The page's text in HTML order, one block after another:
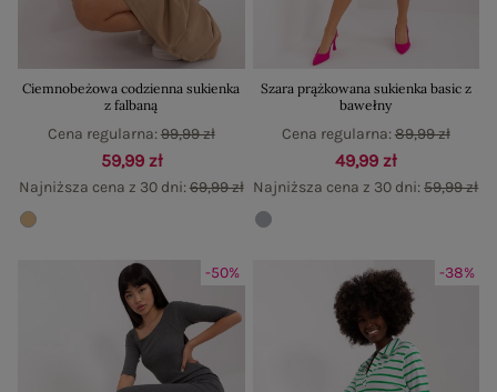
Ciemnobeżowa codzienna sukienka
z falbaną
59,99 zł
Najniższa cena z 30 dni:69,99 zł
Cena regularna:99,99 zł
Szara prążkowana sukienka basic z
bawełny
49,99 zł
Najniższa cena z 30 dni:59,99 zł
Cena regularna:89,99 zł
-50% -38%